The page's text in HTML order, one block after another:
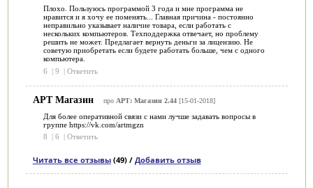
Плохо. Пользуюсь программой 3 года и мне программа не
нравится и я хочу ее поменять... Главная причина - постоянно
неправильно указывает наличие товара, если работать с
нескольких компьютеров. Техподдержка отвечает, но проблему
решить не может. Предлагает вернуть деньги за лицензию. Не
советую приобретать если будете работать больше, чем с одного
компьютера.
6
| 9 | Ответить
АРТ Магазин про АРТ: Магазин 2.44[15-01-2018]
Для более оперативной связи с нами лучше задавать вопросы в
группе https://vk.com/artmgzn
8
6 Ответить
Читать все отзывы(49) / Добавить отзыв